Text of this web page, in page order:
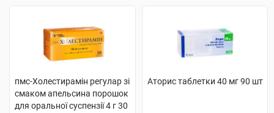
пмс-Холестирамін регулар зі
смаком апельсина порошок
для оральної суспензії 4 г 30
Аторис таблетки 40 мг 90 шт